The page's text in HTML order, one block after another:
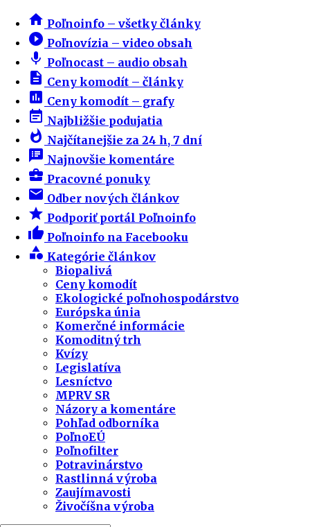
home Poľnoinfo – všetky články
play_circle_filled Poľnovízia – video obsah
mic Poľnocast – audio obsah
description Ceny komodít – články
insert_chart Ceny komodít – grafy
event_note Najbližšie podujatia
whatshot Najčítanejšie za 24 h, 7 dní
speaker_notes Najnovšie komentáre
business_center Pracovné ponuky
email Odber nových článkov
star Podporiť portál Poľnoinfo
thumb_up Poľnoinfo na Facebooku
category Kategórie článkov
Biopalivá
Ceny komodít
Ekologické poľnohospodárstvo
Európska únia
Komerčné informácie
Komoditný trh
Kvízy
Legislatíva
Lesníctvo
MPRV SR
Názory a komentáre
Pohľad odborníka
PoľnoEÚ
Poľnofilter
Potravinárstvo
Rastlinná výroba
Zaujímavosti
Živočíšna výroba